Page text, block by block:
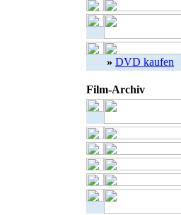
» DVD kaufen
Film-Archiv